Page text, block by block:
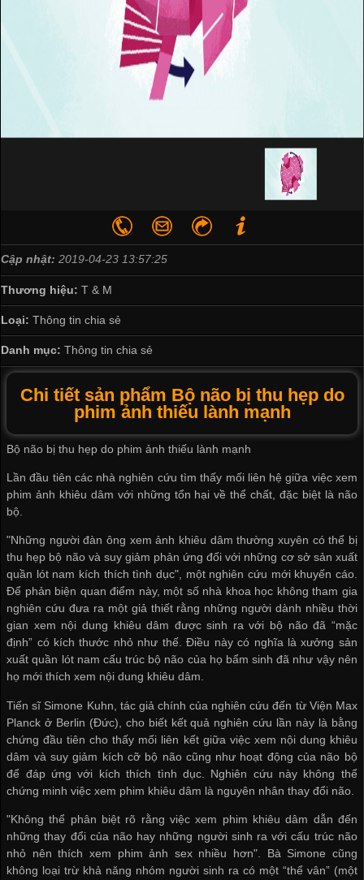
Cập nhật: 2019-04-23 13:57:25
Thương hiệu: T & M
Loại: Thông tin chia sẻ
Danh mục: Thông tin chia sẻ
Chi tiết sản phẩm Bộ não bị thu hẹp do
phim ảnh thiếu lành mạnh
Bộ não bị thu hẹp do phim ảnh thiếu lành mạnh
Lần đầu tiên các nhà nghiên cứu tìm thấy mối liên hệ giữa việc xem
phim ảnh khiêu dâm với những tổn hại về thể chất, đặc biệt là não
bộ.
"Những người đàn ông xem ảnh khiêu dâm thường xuyên có thể bị
thu hẹp bộ não và suy giảm phản ứng đối với những cơ sở sản xuất
quần lót nam kích thích tình dục", một nghiên cứu mới khuyến cáo.
Để phản biện quan điểm này, một số nhà khoa học không tham gia
nghiên cứu đưa ra một giả thiết rằng những người dành nhiều thời
gian xem nội dung khiêu dâm được sinh ra với bộ não đã “mặc
định” có kích thước nhỏ như thế. Điều này có nghĩa làxưởng sản
xuất quần lót nam cấu trúc bộ não của họ bẩm sinh đã như vậy nên
họ mới thích xem nội dung khiêu dâm.
Tiến sĩ Simone Kuhn, tác giả chính của nghiên cứu đến từ Viện Max
Planck ở Berlin (Đức), cho biết kết quả nghiên cứu lần này là bằng
chứng đầu tiên cho thấy mối liên kết giữa việc xem nội dung khiêu
dâm và suy giảm kích cỡ bộ não cũng như hoạt động của não bộ
để đáp ứng với kích thích tình dục. Nghiên cứu này không thể
chứng minh việc xem phim khiêu dâm là nguyên nhân thay đổi não.
"Không thể phân biệt rõ rằng việc xem phim khiêu dâm dẫn đến
những thay đổi của não hay những người sinh ra với cấu trúc não
nhỏ nên thích xem phim ảnh sex nhiều hơn". Bà Simone cũng
không loại trừ khả năng nhóm người sinh ra có một “thể vân” (một